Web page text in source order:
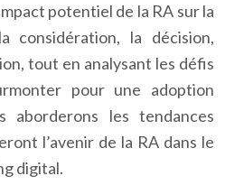
potentiel de la RA sur la
considération, la décision,
tout en analysant les défis
pour une adoption
aborderons les tendances
l’avenir de la RA dans le
digital.